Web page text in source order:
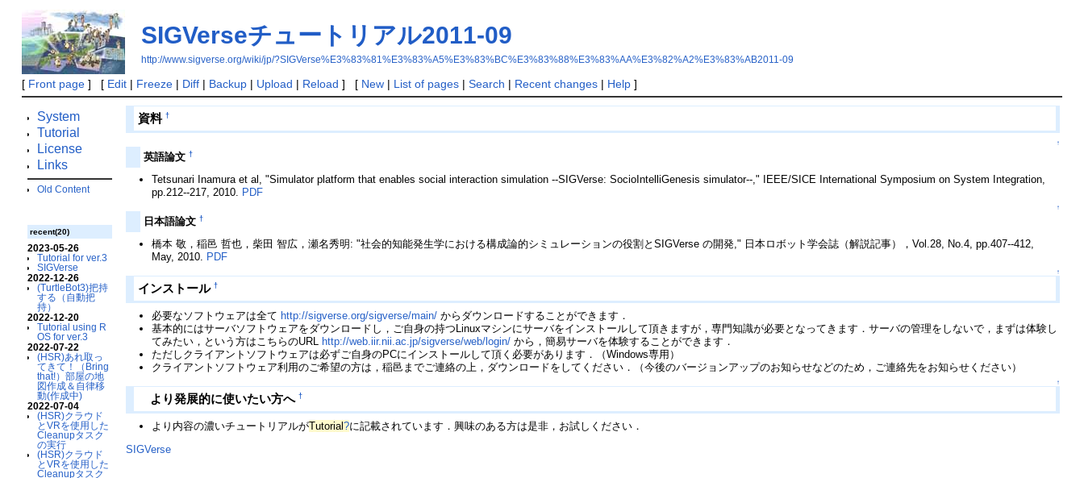
SIGVerseチュートリアル2011-09
http://www.sigverse.org/wiki/jp/?SIGVerse%E3%83%81%E3%83%A5%E3%83%BC%E3%83%88%E3%83%AA%E3%82%A2%E3%83%AB2011-09
[ Front page] [ Edit| Freeze| Diff| Backup| Upload | Reload ] [ New| List of pages| Search | Recent changes| Help]
System
Tutorial
License
Links
Old Content
recent(20)
2023-05-26
Tutorial for ver.3
SIGVerse
2022-12-26
(TurtleBot3)把持
する（自動把
持）
2022-12-20
Tutorial using R
OS for ver.3
2022-07-22
(HSR)あれ取っ
てきて！（Bring
that!）部屋の地
図作成＆自律移
動(作成中)
2022-07-04
(HSR)クラウド
とVRを使用した
Cleanupタスク
の実行
(HSR)クラウド
とVRを使用した
Cleanupタスク
資料 †
↑
英語論文†
Tetsunari Inamura et al, "Simulator platform that enables social interaction simulation --SIGVerse: SocioIntelliGenesis simulator--," IEEE/SICE International Symposium on System Integration,
pp.212--217, 2010. PDF
↑
日本語論文†
橋本 敬，稲邑 哲也，柴田 智広，瀬名秀明: "社会的知能発生学における構成論的シミュレーションの役割とSIGVerse の開発," 日本ロボット学会誌（解説記事），Vol.28, No.4, pp.407--412,
May, 2010. PDF
↑
インストール †
必要なソフトウェアは全て http://sigverse.org/sigverse/main/ からダウンロードすることができます．
基本的にはサーバソフトウェアをダウンロードし，ご自身の持つLinuxマシンにサーバをインストールして頂きますが，専門知識が必要となってきます．サーバの管理をしないで，まずは体験し
てみたい，という方はこちらのURL http://web.iir.nii.ac.jp/sigverse/web/login/ から，簡易サーバを体験することができます．
ただしクライアントソフトウェアは必ずご自身のPCにインストールして頂く必要があります．（Windows専用）
クライアントソフトウェア利用のご希望の方は，稲邑までご連絡の上，ダウンロードをしてください．（今後のバージョンアップのお知らせなどのため，ご連絡先をお知らせください）
↑
より発展的に使いたい方へ †
より内容の濃いチュートリアルがTutorial?に記載されています．興味のある方は是非，お試しください．
SIGVerse